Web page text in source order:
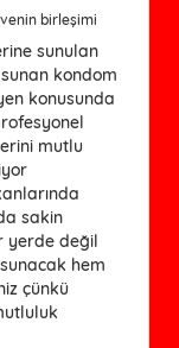
birleşimi
sunulan
kondom
konusunda
mutlu
sakin
yerde değil
hem
çünkü